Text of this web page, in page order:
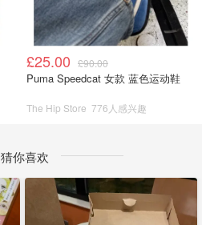
£25.00 £90.00
Puma Speedcat 女款 蓝色运动鞋
The Hip Store 776人感兴趣
猜你喜欢